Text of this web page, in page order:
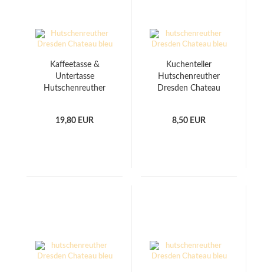
Kaffeetasse &
Untertasse
Hutschenreuther
19,80 EUR
Kuchenteller
Hutschenreuther
Dresden Chateau
8,50 EUR